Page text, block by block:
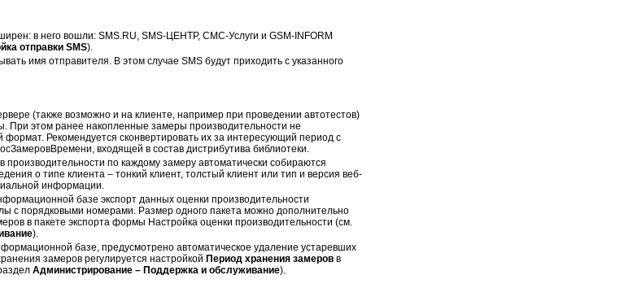
в него вошли: SMS.RU, SMS-ЦЕНТР, СМС-Услуги и GSM-INFORM
отправки SMS).
имя отправителя. В этом случае SMS будут приходить с указанного
(также возможно и на клиенте, например при проведении автотестов)
При этом ранее накопленные замеры производительности не
Рекомендуется сконвертировать их за интересующий период с
входящей в состав дистрибутива библиотеки.
производительности по каждому замеру автоматически собираются
о типе клиента – тонкий клиент, толстый клиент или тип и версия веб-
информации.
базе экспорт данных оценки производительности
с порядковыми номерами. Размер одного пакета можно дополнительно
в пакете экспорта формы Настройка оценки производительности (см.
).
базе, предусмотрено автоматическое удаление устаревших
замеров регулируется настройкой Период хранения замеров в
Администрирование – Поддержка и обслуживание).